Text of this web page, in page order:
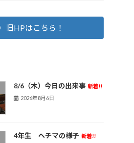
旧HPはこちら！
8/6（木）今日の出来事 新着!!
2026年8月6日
4年生 ヘチマの様子 新着!!